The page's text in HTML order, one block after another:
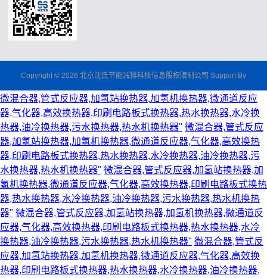
Copyright © 2026 北京沈氏节能减排科技信息股权限制公司 Support By
微混合器,管式反应器,加氢站换热器,加氢机换热器,微通道反应
器,气化器,高效换热器,印刷电路板式换热器,热水换热器,水冷换
热器,油冷换热器,污水换热器,热水机换热器" 微混合器,管式反应
器,加氢站换热器,加氢机换热器,微通道反应器,气化器,高效换热
器,印刷电路板式换热器,热水换热器,水冷换热器,油冷换热器,污
水换热器,热水机换热器" 微混合器,管式反应器,加氢站换热器,加
氢机换热器,微通道反应器,气化器,高效换热器,印刷电路板式换热
器,热水换热器,水冷换热器,油冷换热器,污水换热器,热水机换热
器" 微混合器,管式反应器,加氢站换热器,加氢机换热器,微通道反
应器,气化器,高效换热器,印刷电路板式换热器,热水换热器,水冷
换热器,油冷换热器,污水换热器,热水机换热器" 微混合器,管式反
应器,加氢站换热器,加氢机换热器,微通道反应器,气化器,高效换
热器,印刷电路板式换热器,热水换热器,水冷换热器,油冷换热器,